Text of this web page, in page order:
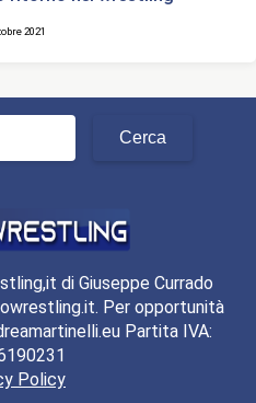
2021
di Giuseppe Currado
Per opportunità
Partita IVA:
Policy